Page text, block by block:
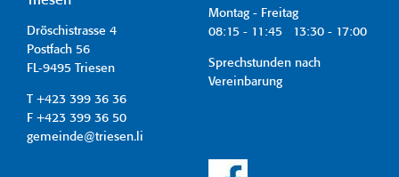
Dröschistrasse 4
Postfach 56
FL-9495 Triesen
T +423 399 36 36
F +423 399 36 50
gemeinde@triesen.li
Montag - Freitag
08:15 - 11:45 13:30 - 17:00
Sprechstunden nach
Vereinbarung